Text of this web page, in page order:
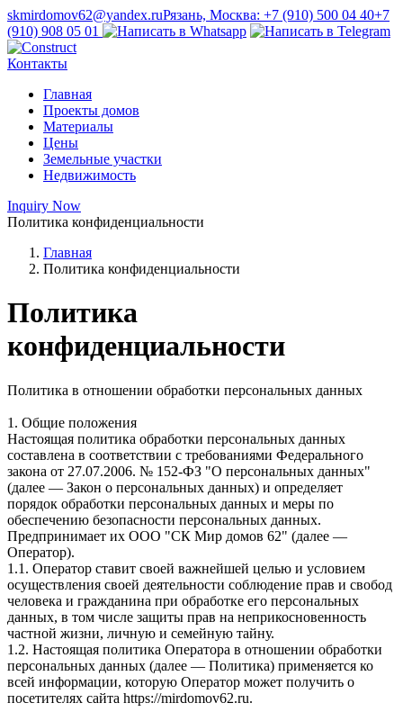
skmirdomov62@yandex.ruРязань, Москва: +7 (910) 500 04 40+7
(910) 908 05 01
Контакты
Главная
Проекты домов
Материалы
Цены
Земельные участки
Недвижимость
Inquiry Now
Политика конфиденциальности
Главная
Политика конфиденциальности
Политика
конфиденциальности
Политика в отношении обработки персональных данных
1. Общие положения
Настоящая политика обработки персональных данных
составлена в соответствии с требованиями Федерального
закона от 27.07.2006. № 152-ФЗ "О персональных данных"
(далее — Закон о персональных данных) и определяет
порядок обработки персональных данных и меры по
обеспечению безопасности персональных данных.
Предпринимает их ООО "СК Мир домов 62" (далее —
Оператор).
1.1. Оператор ставит своей важнейшей целью и условием
осуществления своей деятельности соблюдение прав и свобод
человека и гражданина при обработке его персональных
данных, в том числе защиты прав на неприкосновенность
частной жизни, личную и семейную тайну.
1.2. Настоящая политика Оператора в отношении обработки
персональных данных (далее — Политика) применяется ко
всей информации, которую Оператор может получить о
посетителях сайта https://mirdomov62.ru.